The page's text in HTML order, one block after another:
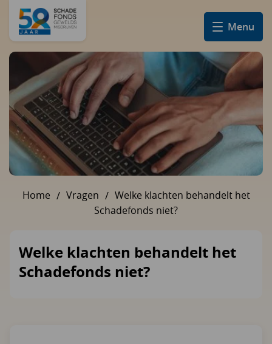
Menu
U bent hier:
Home Vragen
Welke klachten behandelt het
Schadefonds niet?
Welke klachten behandelt het
Schadefonds niet?